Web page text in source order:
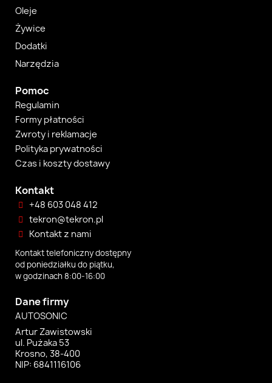
Oleje
Żywice
Dodatki
Narzędzia
Pomoc
Regulamin
Formy płatności
Zwroty i reklamacje
Polityka prywatności
Czas i koszty dostawy
Kontakt
+48 603 048 412
tekron@tekron.pl
Kontakt z nami
Kontakt telefoniczny dostępny
od poniedziałku do piątku,
w godzinach 8:00-16:00
Dane firmy
AUTOSONIC
Artur Zawistowski
ul. Pużaka 53
Krosno, 38-400
NIP: 6841116106